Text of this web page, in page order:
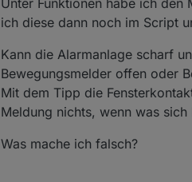
ich diese dann noch im Script
Kann die Alarmanlage scharf
Bewegungsmelder offen oder
Mit dem Tipp die
Meldung nichts, wenn was
Was mache ich falsch?